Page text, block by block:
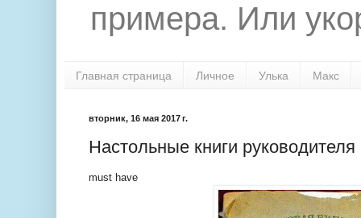
примера. Или
Главная страница Личное Улька Макс
вторник, 16 мая 2017 г.
Настольные книги руководителя
must have